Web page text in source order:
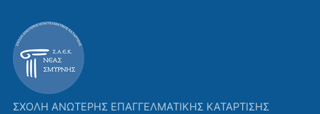
ΣΧΟΛΗ ΑΝΩΤΕΡΗΣ ΕΠΑΓΓΕΛΜΑΤΙΚΗΣ ΚΑΤΑΡΤΙΣΗΣ